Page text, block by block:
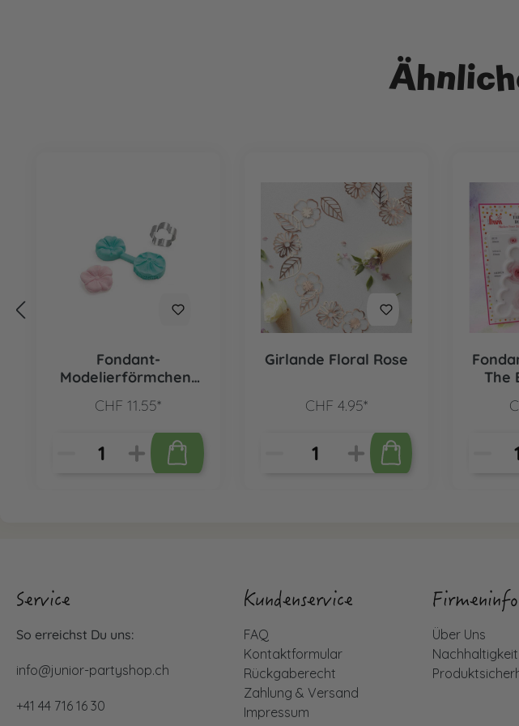
Fondant-
Modelierförmchen-
2-tlg.
CHF 11.55*
Girlande Floral Rose
CHF 4.95*
The
Service
So erreichst Du uns:
info@junior-partyshop.ch
+41 44 716 16 30
Kundenservice
FAQ
Kontaktformular
Rückgaberecht
Zahlung & Versand
Impressum
Über Uns
Nachhaltigkeit